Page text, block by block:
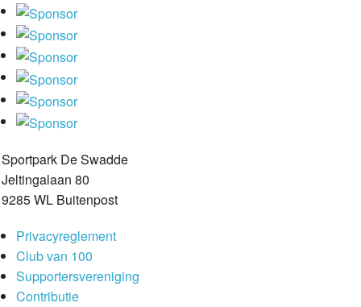
Sportpark De Swadde
Jeltingalaan 80
9285 WL Buitenpost
Privacyreglement
Club van 100
Supportersvereniging
Contributie